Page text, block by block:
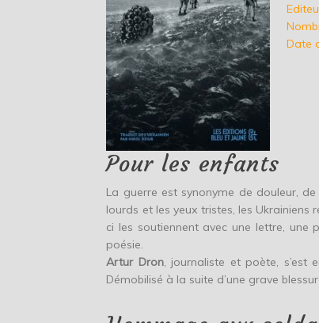
Date
Pour les enfants
La guerre est synonyme de douleur,
lourds et les yeux tristes, les Ukrainiens
ci les soutiennent avec une lettre, une
poésie.
Artur Dron, journaliste et poète, s’est
Démobilisé à la suite d’une grave